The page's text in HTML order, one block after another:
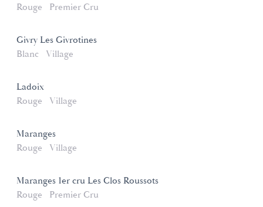
Rouge
Premier Cru
Givry Les Givrotines
Blanc
Village
Ladoix
Rouge
Village
Maranges
Rouge
Village
Maranges 1er cru Les Clos Roussots
Rouge
Premier Cru